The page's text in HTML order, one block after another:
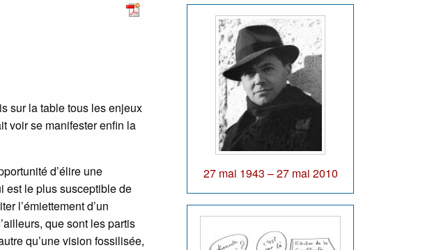
sur la table tous les enjeux
voir se manifester enfin la
d’élire une
est le plus susceptible de
l’émiettement d’un
que sont les partis
qu’une vision fossilisée,
27 mai 1943 – 27 mai 2010